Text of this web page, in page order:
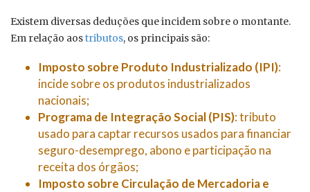
Existem diversas deduções que incidem sobre o montante.
Em relação aostributos, os principais são:
Imposto sobre Produto Industrializado (IPI):
incide sobre os produtos industrializados
nacionais;
Programa de Integração Social (PIS): tributo
usado para captar recursos usados para financiar
seguro-desemprego, abono e participação na
receita dos órgãos;
Imposto sobre Circulação de Mercadoria e